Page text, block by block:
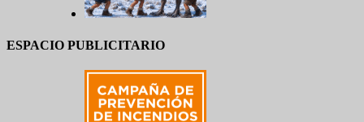
ESPACIO PUBLICITARIO